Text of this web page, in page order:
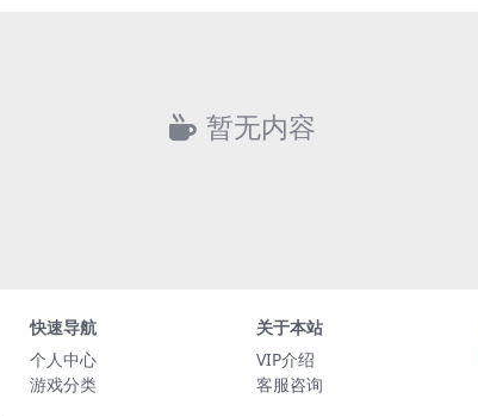
暂无内容
快速导航
个人中心
游戏分类
关于本站
VIP介绍
客服咨询